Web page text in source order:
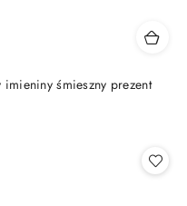
śmieszny prezent